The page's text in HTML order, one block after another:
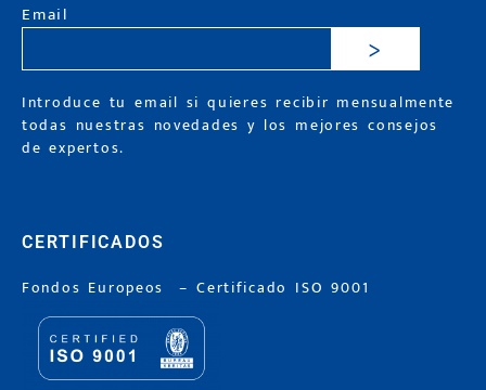
Email
>
Introduce tu email si quieres recibir mensualmente
todas nuestras novedades y los mejores consejos
de expertos.
CERTIFICADOS
Fondos Europeos –Certificado ISO 9001